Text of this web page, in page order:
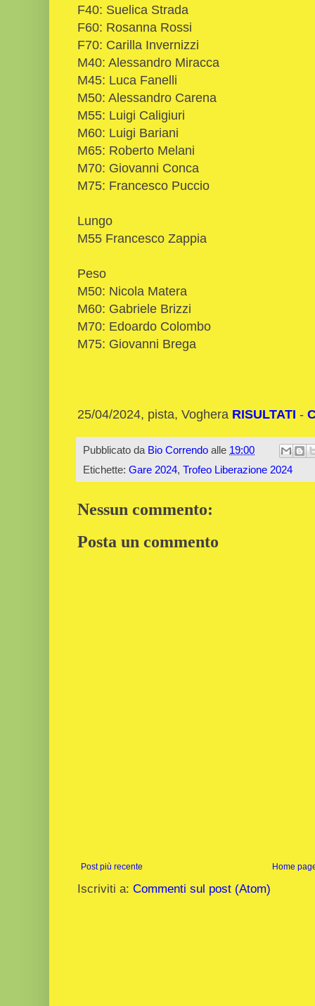
F40: Suelica Strada
F60: Rosanna Rossi
F70: Carilla Invernizzi
M40: Alessandro Miracca
M45: Luca Fanelli
M50: Alessandro Carena
M55: Luigi Caligiuri
M60: Luigi Bariani
M65: Roberto Melani
M70: Giovanni Conca
M75: Francesco Puccio
Lungo
M55 Francesco Zappia
Peso
M50: Nicola Matera
M60: Gabriele Brizzi
M70: Edoardo Colombo
M75: Giovanni Brega
25/04/2024, pista, Voghera RISULTATI -
Pubblicato da Bio Correndo alle 19:00
Etichette: Gare 2024, Trofeo Liberazione 2024
Nessun commento:
Posta un commento
Post più recente Home
Iscriviti a: Commenti sul post (Atom)